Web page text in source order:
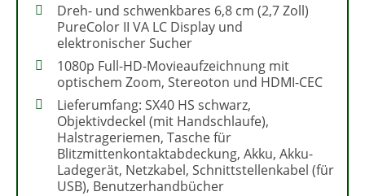
Dreh- und schwenkbares 6,8 cm (2,7 Zoll)
PureColor II VA LC Display und
elektronischer Sucher
1080p Full-HD-Movieaufzeichnung mit
optischem Zoom, Stereoton und HDMI-CEC
Lieferumfang: SX40 HS schwarz,
Objektivdeckel (mit Handschlaufe),
Halstrageriemen, Tasche für
Blitzmittenkontaktabdeckung, Akku, Akku-
Ladegerät, Netzkabel, Schnittstellenkabel (für
USB), Benutzerhandbücher